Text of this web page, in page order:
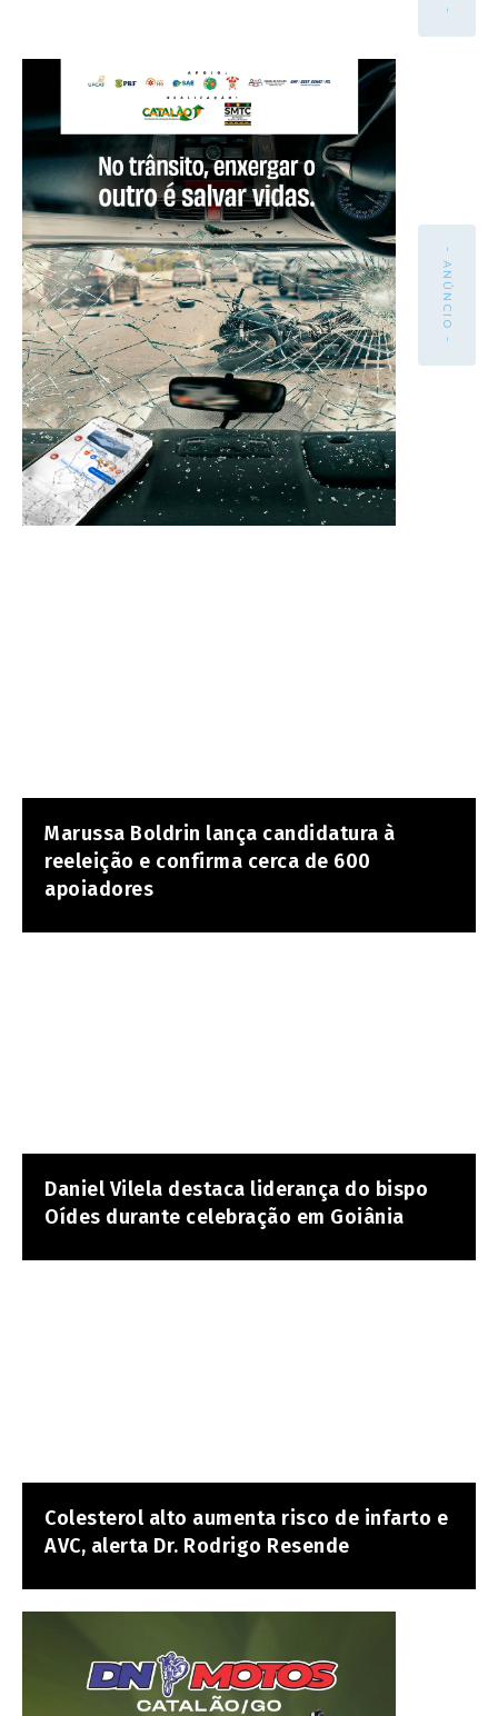
- ANÚNCIO -
Marussa Boldrin lança candidatura à
reeleição e confirma cerca de 600
apoiadores
Daniel Vilela destaca liderança do bispo
Oídes durante celebração em Goiânia
Colesterol alto aumenta risco de infarto e
AVC, alerta Dr. Rodrigo Resende